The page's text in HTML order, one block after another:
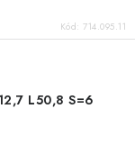
Kód: 714.095.11
L50,8 S=6